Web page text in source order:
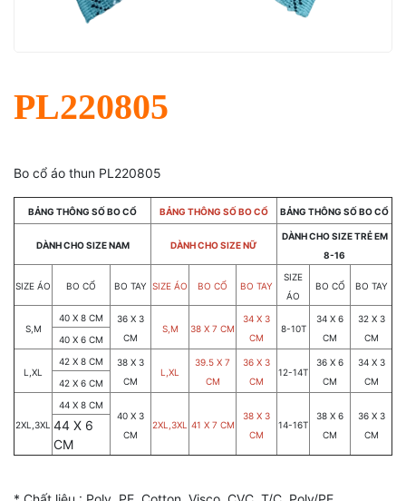
PL220805
Bo cổ áo thun PL220805
BẢNG THÔNG SỐ BO CỔ BẢNG THÔNG SỐ BO CỔ BẢNG THÔNG SỐ BO CỔ
DÀNH CHO SIZE NAM DÀNH CHO SIZE NỮ
DÀNH CHO SIZE TRẺ EM
8-16
SIZE ÁO BO CỔ BO TAY SIZE ÁO BO CỔ BO TAY
SIZE
ÁO
BO CỔ BO TAY
S,M
40 X 8 CM
36 X 3
CM
S,M 38 X 7 CM
34 X 3
CM
8-10T
34 X 6
CM
32 X 3
CM
40 X 6 CM
L,XL
42 X 8 CM
38 X 3
CM
L,XL
39.5 X 7
CM
36 X 3
CM
12-14T
36 X 6
CM
34 X 3
CM
42 X 6 CM
2XL,3XL
44 X 8 CM
40 X 3
CM
2XL,3XL 41 X 7 CM
38 X 3
CM
14-16T
38 X 6
CM
36 X 3
CM
44 X 6
CM